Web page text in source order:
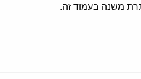
משנה בעמוד זה.